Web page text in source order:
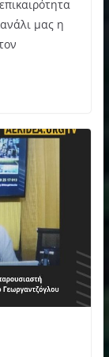
μας η